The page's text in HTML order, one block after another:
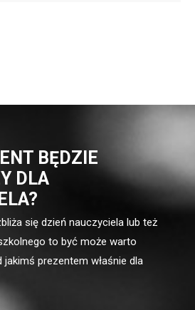
BĘDZIE
DLA
się dzień nauczyciela lub też
to być może warto
prezentem właśnie dla